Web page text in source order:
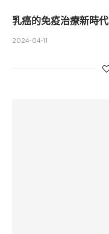
乳癌的免疫治療新時代
2024-04-11